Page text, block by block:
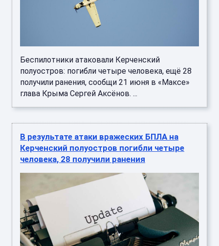
Беспилотники атаковали Керченский
полуостров: погибли четыре человека, ещё 28
получили ранения, сообщи 21 июня в «Максе»
глава Крыма Сергей Аксёнов. ...
В результате атаки вражеских БПЛА на
Керченский полуостров погибли четыре
человека, 28 получили ранения